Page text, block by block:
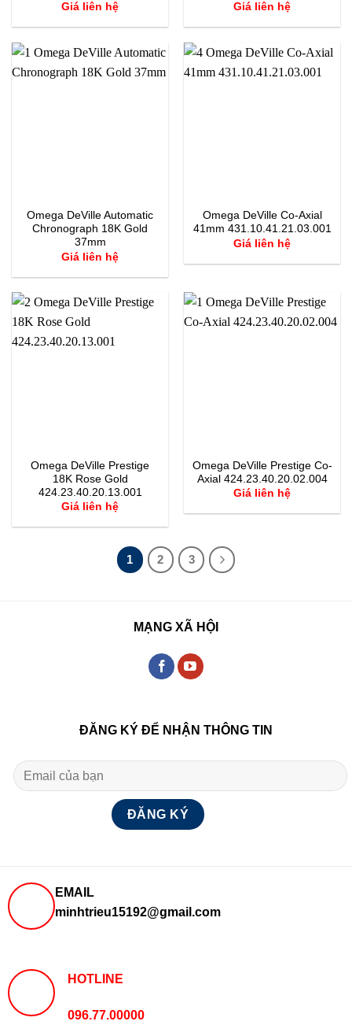
Giá liên hệ
Giá liên hệ
Omega DeVille Automatic
Chronograph 18K Gold
37mm
Giá liên hệ
Omega DeVille Co-Axial
41mm 431.10.41.21.03.001
Giá liên hệ
Omega DeVille Prestige
18K Rose Gold
424.23.40.20.13.001
Giá liên hệ
Omega DeVille Prestige Co-
Axial 424.23.40.20.02.004
Giá liên hệ
1 2 3
MẠNG XÃ HỘI
ĐĂNG KÝ ĐỂ NHẬN THÔNG TIN
EMAIL
minhtrieu15192@gmail.com
HOTLINE
096.77.00000